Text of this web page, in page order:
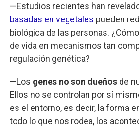
—Estudios recientes han
basadas en vegetales pueden
biológica de las personas.
de vida en mecanismos tan
regulación genética?
—Los genes no son dueños de
Ellos no se controlan por sí
es el entorno, es decir, la forma
todo lo que nos rodea, los